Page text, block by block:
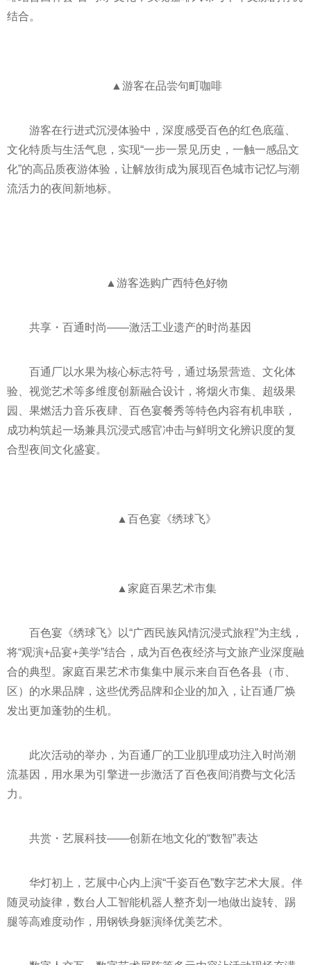
结合。
▲游客在品尝句町咖啡
游客在行进式沉浸体验中，深度感受百色的红色底蕴、
文化特质与生活气息，实现“一步一景见历史，一触一感品文
化”的高品质夜游体验，让解放街成为展现百色城市记忆与潮
流活力的夜间新地标。
▲游客选购广西特色好物
共享・百通时尚——激活工业遗产的时尚基因
百通厂以水果为核心标志符号，通过场景营造、文化体
验、视觉艺术等多维度创新融合设计，将烟火市集、超级果
园、果燃活力音乐夜肆、百色宴餐秀等特色内容有机串联，
成功构筑起一场兼具沉浸式感官冲击与鲜明文化辨识度的复
合型夜间文化盛宴。
▲百色宴《绣球飞》
▲家庭百果艺术市集
百色宴《绣球飞》以“广西民族风情沉浸式旅程”为主线，
将“观演+品宴+美学”结合，成为百色夜经济与文旅产业深度融
合的典型。家庭百果艺术市集集中展示来自百色各县（市、
区）的水果品牌，这些优秀品牌和企业的加入，让百通厂焕
发出更加蓬勃的生机。
此次活动的举办，为百通厂的工业肌理成功注入时尚潮
流基因，用水果为引擎进一步激活了百色夜间消费与文化活
力。
共赏・艺展科技——创新在地文化的“数智”表达
华灯初上，艺展中心内上演“千姿百色”数字艺术大展。伴
随灵动旋律，数台人工智能机器人整齐划一地做出旋转、踢
腿等高难度动作，用钢铁身躯演绎优美艺术。